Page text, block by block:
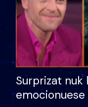
Surprizat nuk